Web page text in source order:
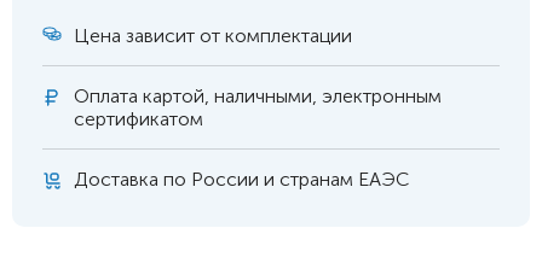
Цена зависит от комплектации
Оплата картой, наличными, электронным
сертификатом
Доставка по России и странам ЕАЭС